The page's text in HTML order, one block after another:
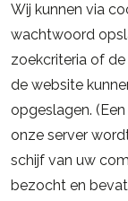
Wij kunnen via
wachtwoord
zoekcriteria of
de website
opgeslagen.
onze server
schijf van uw
bezocht en